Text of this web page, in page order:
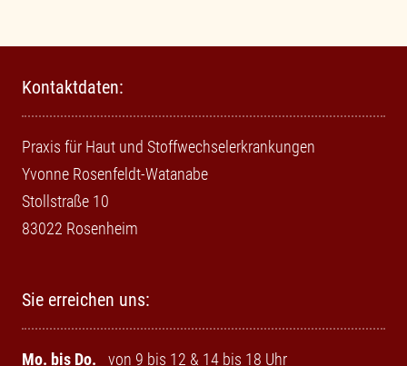
Kontaktdaten:
Praxis für Haut und Stoffwechselerkrankungen
Yvonne Rosenfeldt-Watanabe
Stollstraße 10
83022 Rosenheim
Sie erreichen uns:
Mo. bis Do. von 9 bis 12 & 14 bis 18 Uhr